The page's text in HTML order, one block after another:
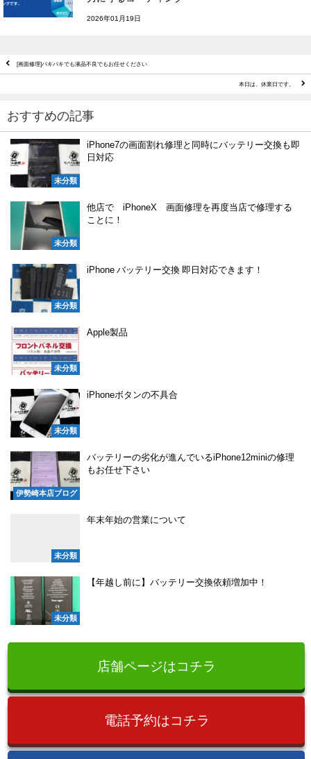
2026年01月19日
[画面修理]バキバキでも液晶不良でもお任せください
本日は、休業日です。
おすすめの記事
未分類
iPhone7の画面割れ修理と同時にバッテリー交換も即
日対応
未分類
他店で iPhoneX 画面修理を再度当店で修理する
ことに！
未分類
iPhone バッテリー交換 即日対応できます！
未分類
Apple製品
未分類
iPhoneボタンの不具合
伊勢崎本店ブログ
バッテリーの劣化が進んでいるiPhone12miniの修理
もお任せ下さい
未分類
年末年始の営業について
未分類
【年越し前に】バッテリー交換依頼増加中！
店舗ページはコチラ
電話予約はコチラ